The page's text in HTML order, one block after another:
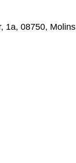
1a, 08750,